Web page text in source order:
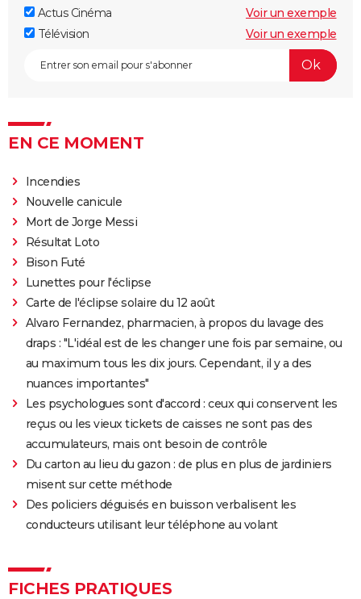
Actus Cinéma
Voir un exemple
Télévision
Voir un exemple
EN CE MOMENT
Incendies
Nouvelle canicule
Mort de Jorge Messi
Résultat Loto
Bison Futé
Lunettes pour l'éclipse
Carte de l'éclipse solaire du 12 août
Alvaro Fernandez, pharmacien, à propos du lavage des
draps : "L'idéal est de les changer une fois par semaine, ou
au maximum tous les dix jours. Cependant, il y a des
nuances importantes"
Les psychologues sont d'accord : ceux qui conservent les
reçus ou les vieux tickets de caisses ne sont pas des
accumulateurs, mais ont besoin de contrôle
Du carton au lieu du gazon : de plus en plus de jardiniers
misent sur cette méthode
Des policiers déguisés en buisson verbalisent les
conducteurs utilisant leur téléphone au volant
FICHES PRATIQUES